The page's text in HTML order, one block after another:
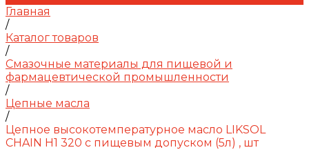
Главная
/
Каталог товаров
/
Смазочные материалы для пищевой и
фармацевтической промышленности
/
Цепные масла
/
Цепное высокотемпературное масло LIKSOL
CHAIN H1 320 с пищевым допуском (5л) , шт